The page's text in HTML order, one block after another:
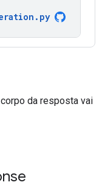
. py
da resposta vai